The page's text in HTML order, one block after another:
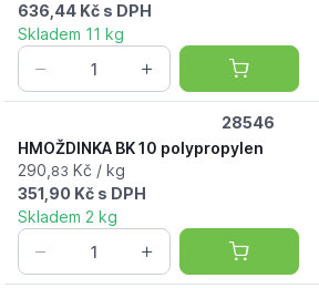
636,44 Kč s DPH
Skladem 11 kg
28546
HMOŽDINKA BK 10 polypropylen
290, 83 Kč / kg
351,90 Kč s DPH
Skladem 2 kg